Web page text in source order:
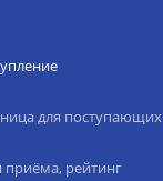
для поступающих
приёма, рейтинг